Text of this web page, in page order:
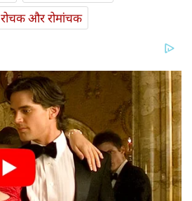
रोचक और रोमांचक